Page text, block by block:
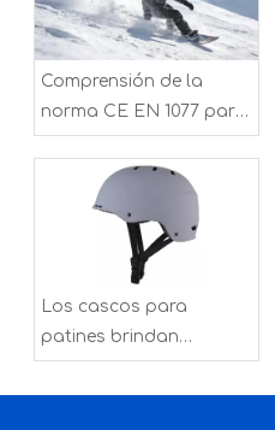
Comprensión de la
norma CE EN 1077 para
cascos de esquí y
snowboard
Los cascos para
patines brindan
protección adecuada
para el ciclismo